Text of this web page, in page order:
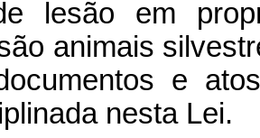
lesão em
animais
e
nesta Lei.